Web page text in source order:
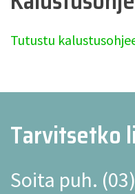
Tutustu
Tarvitsetko
Soita puh.